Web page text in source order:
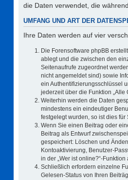
die Daten verwendet, die
UMFANG UND ART DER
Ihre Daten werden auf vier
Die Forensoftware phpBB
ablegt und die zwischen den
Seitenaufrufe zugeordnet
nicht angemeldet sind) sowie
ein Authentifizierungsschlüssel
jederzeit über die Funktion „Alle
Weiterhin werden die Daten
mindestens ein eindeutiger
festgelegt wurden, so ist dies
Wenn Sie einen Beitrag oder
Beitrag als Entwurf
gespeichert: Löschen und
Kontoaktivierung, Benutzer-
in der „Wer ist online?“-
Schließlich erfordern einzelne
Gelesen-Status von Ihren